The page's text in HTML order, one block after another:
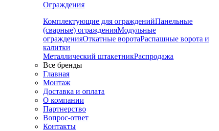
Ограждения
Комплектующие для огражденийПанельные
(сварные) огражденияМодульные
огражденияОткатные воротаРаспашные ворота и
калитки
Металлический штакетникРаспродажа
Все бренды
Главная
Монтаж
Доставка и оплата
О компании
Партнерство
Вопрос-ответ
Контакты